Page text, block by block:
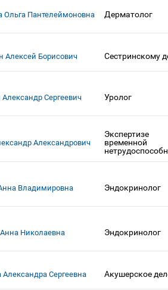
Ольга Пантелеймоновна Дерматолог
Алексей Борисович Сестринскому
Сергеевич Уролог
Александрович
Экспертизе
временной
Владимировна Эндокринолог
Николаевна Эндокринолог
Александра Сергеевна Акушерское